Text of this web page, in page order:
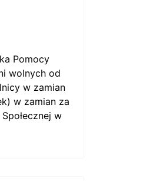
Pomocy
wolnych od
w zamian
w zamian za
w